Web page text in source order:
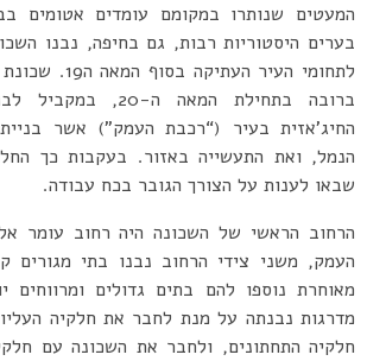
המעטים שנותרו במקומם עומדים אטומים
בערים היסטוריות רבות, גם בחיפה, נבנו
לתחומי העיר
ברובה בתחילת המאה
החיג’אזית בעיר (“רכבת העמק”) אשר
הנמל, ואת התעשייה באזור. בעקבות כך
שבאו לענות על הצורך הגובר בכח עבודה.
הרחוב הראשי של השכונה היה רחוב עומר
העמק, משני צידי הרחוב נבנו בתי מגורים
מאוחרת נוספו להם בתים גדולים
מדרגות נבנתה על מנת לחבר את חלקיה
חלקיה התחתונים, ולחבר את השכונה עם